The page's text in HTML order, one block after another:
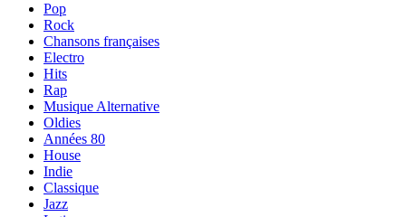
Pop
Rock
Chansons françaises
Electro
Hits
Rap
Musique Alternative
Oldies
Années 80
House
Indie
Classique
Jazz